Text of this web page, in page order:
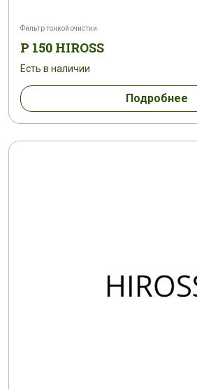
Фильтр тонкой очистки
P 150 HIROSS
Есть в наличии
Подробнее